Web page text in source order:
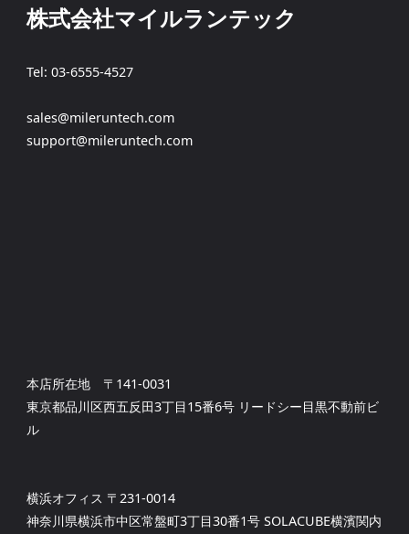
株式会社マイルランテック
Tel: 03-6555-4527
sales@mileruntech.com
support@mileruntech.com
本店所在地 〒141-0031
東京都品川区西五反田3丁目15番6号 リードシー目黒不動前ビ
ル
横浜オフィス 〒231-0014
神奈川県横浜市中区常盤町3丁目30番1号 SOLACUBE横濱関内